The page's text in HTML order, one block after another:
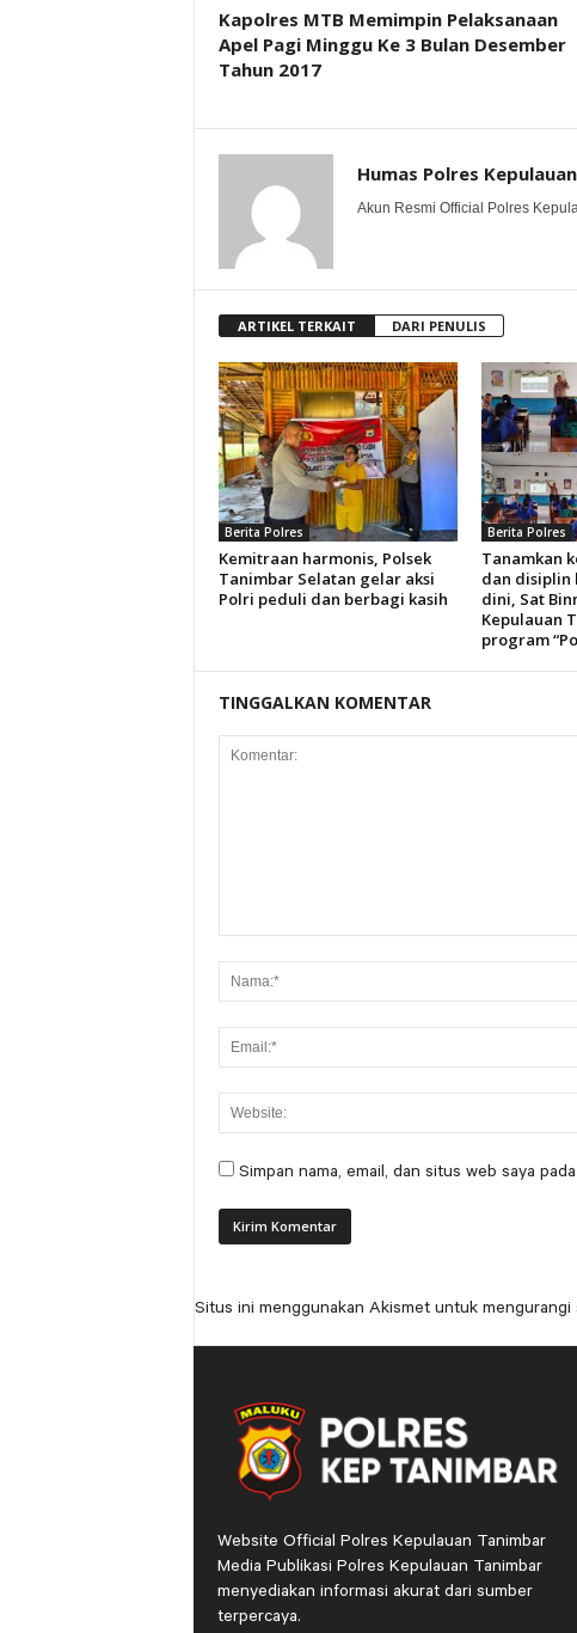
Kapolres MTB Memimpin Pelaksanaan
Apel Pagi Minggu Ke 3 Bulan Desember
Tahun 2017
Humas Polres
Akun Resmi Official Polres
ARTIKEL TERKAIT DARI PENULIS
Berita Polres
Kemitraan harmonis, Polsek
Tanimbar Selatan gelar aksi
Polri peduli dan berbagi kasih
Berita Polres
Tanamkan
dan disiplin
dini, Sat
Kepulauan
program
TINGGALKAN KOMENTAR
Simpan nama, email, dan situs web saya
Situs ini menggunakan Akismet untuk mengurangi
Website Official Polres Kepulauan Tanimbar
Media Publikasi Polres Kepulauan Tanimbar
menyediakan informasi akurat dari sumber
terpercaya.